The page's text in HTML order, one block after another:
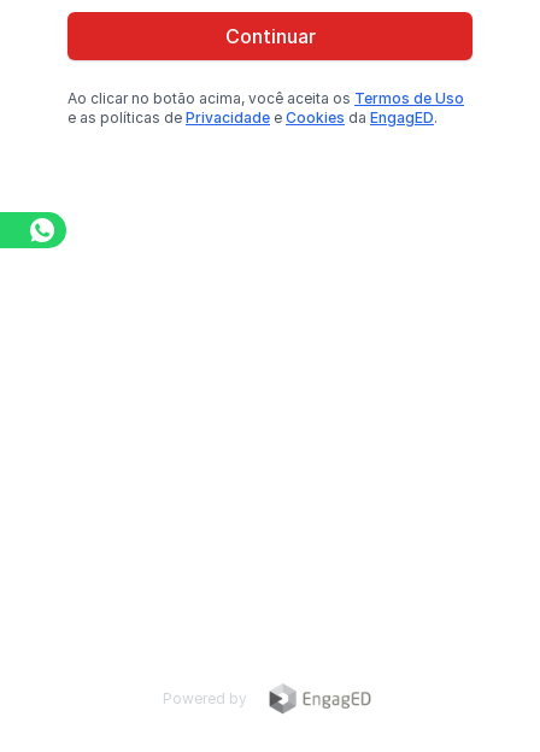
Continuar
Ao clicar no botão acima, você aceita os Termos de Uso
e as políticas de Privacidade e Cookies da EngagED.
Powered by